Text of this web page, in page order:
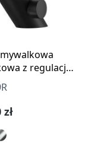
z regulacją
- 4xAA